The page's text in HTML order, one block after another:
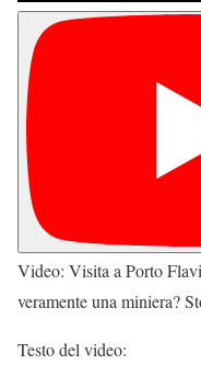
Video: Visita a Porto
veramente una miniera?
Testo del video: